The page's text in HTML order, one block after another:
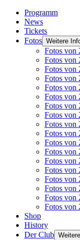
Programm
News
Tickets
Fotos Weitere
Fotos von
Fotos von
Fotos von
Fotos von
Fotos von
Fotos von
Fotos von
Fotos von
Fotos von
Fotos von
Fotos von
Fotos von
Fotos von
Fotos von
Fotos von
Fotos von
Fotos von
Fotos von
Shop
History
Der Club